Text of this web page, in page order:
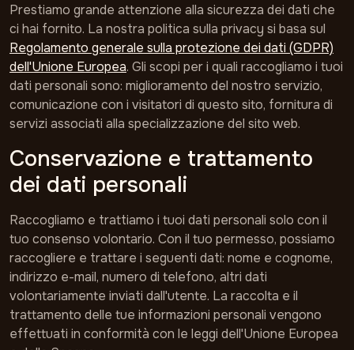
Prestiamo grande attenzione alla sicurezza dei dati che
ci hai fornito. La nostra politica sulla privacy si basa sul
Regolamento generale sulla protezione dei dati (GDPR)
dell'Unione Europea. Gli scopi per i quali raccogliamo i tuoi
dati personali sono: miglioramento del nostro servizio,
comunicazione con i visitatori di questo sito, fornitura di
servizi associati alla specializzazione del sito web.
Conservazione e trattamento
dei dati personali
Raccogliamo e trattiamo i tuoi dati personali solo con il
tuo consenso volontario. Con il tuo permesso, possiamo
raccogliere e trattare i seguenti dati: nome e cognome,
indirizzo e-mail, numero di telefono, altri dati
volontariamente inviati dall'utente. La raccolta e il
trattamento delle tue informazioni personali vengono
effettuati in conformità con le leggi dell'Unione Europea